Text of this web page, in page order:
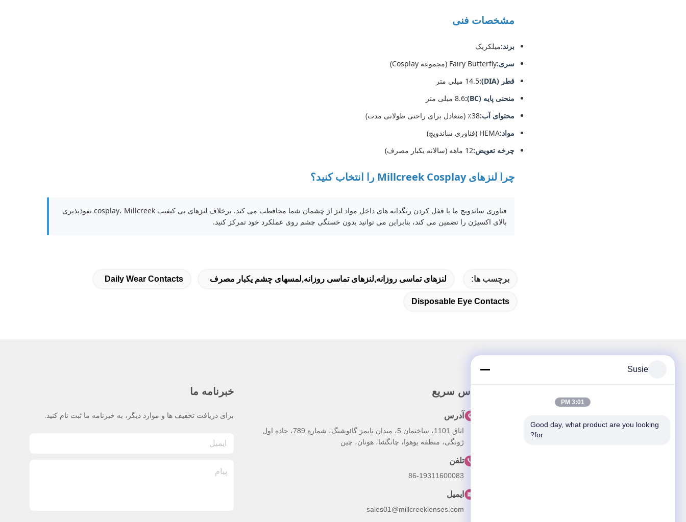
مشخصات فنی
برند:میلکریک
سری:Fairy Butterfly (مجموعه Cosplay)
قطر (DIA):
14.5 میلی متر
منحنی پایه (BC):
8.6 میلی متر
محتوای آب:38٪ (متعادل برای راحتی طولانی مدت)
مواد:HEMA (فناوری ساندویچ)
چرخه تعویض:12 ماهه (سالانه یکبار مصرف)
چرا لنزهای Millcreek Cosplay را انتخاب کنید؟
فناوری ساندویچ ما با قفل کردن رنگدانه های داخل مواد لنز از چشمان شما محافظت می کند. برخلاف لنزهای بی کیفیت cosplay، Millcreek نفوذپذیری
بالای اکسیژن را تضمین می کند، بنابراین می توانید بدون خستگی چشم روی عملکرد خود تمرکز کنید.
برچسب ها: لنزهای تماسی روزانه,لنزهای تماسی روزانه,لمسهای چشم یکبار مصرف Daily Wear Contacts
Disposable Eye Contacts
تماس سریع
آدرس
اتاق 1101، ساختمان 5، میدان تایمز گائوشنگ، شماره 789، جاده اول
ژونگی، منطقه یوهوا، چانگشا، هونان، چین
تلفن
86-19311600083
ایمیل
sales01@millcreeklenses.com
خبرنامه ما
برای دریافت تخفیف ها و موارد دیگر، به خبرنامه ما ثبت نام کنید.
Susie
3:01 PM
Good day, what product are you looking
for?